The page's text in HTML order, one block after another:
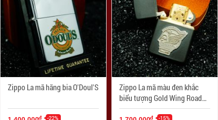
Zippo La mã hãng bia O'Doul'S
đ -22%
Zippo La mã màu đen khắc
biểu tượng Gold Wing Road
Riders
đ -15%